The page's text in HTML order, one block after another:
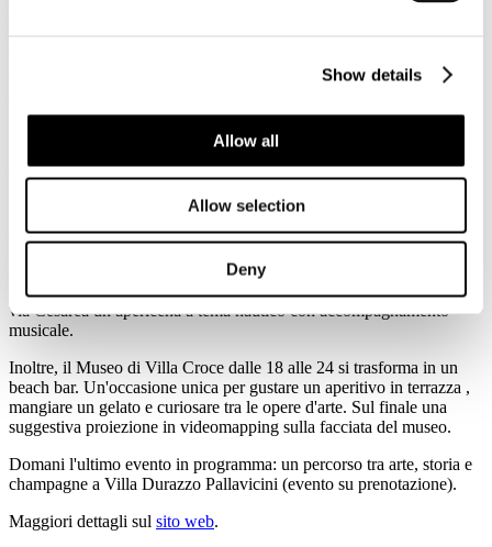
Show details
Allow all
Allow selection
Deny
Ultimo evento della giornata, alle ore 17, un’interessante
GenovaInBlu
programma di GenovaInBlu si avvia al termine, ma riserva
ancora molte iniziative per questa serata. Fino alle 22 il CIV di via
XX Settembre e il CIV Il giardino di Cesarea animano il cuore della
città. Via XX ospita, infatti, una vera e propria milonga di tango e i
negozi prolungano l'apertura fino alla fine della manifestazione. In
via Cesarea un apericena a tema nautico con accompagnamento
musicale.
Inoltre, il Museo di Villa Croce dalle 18 alle 24 si trasforma in un
beach bar. Un'occasione unica per gustare un aperitivo in terrazza ,
mangiare un gelato e curiosare tra le opere d'arte. Sul finale una
suggestiva proiezione in videomapping sulla facciata del museo.
Domani l'ultimo evento in programma: un percorso tra arte, storia e
champagne a Villa Durazzo Pallavicini (evento su prenotazione).
Maggiori dettagli sul sito web.